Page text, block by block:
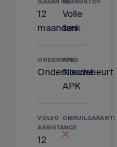
GARANTIE
12
maanden
BRANDSTOF
Volle
tank
ONDERHOUD
Onderhoudsbeurt
APK
Nieuwe
APK
VOLVO
ASSISTANCE
12
OMRUILGARANTIE